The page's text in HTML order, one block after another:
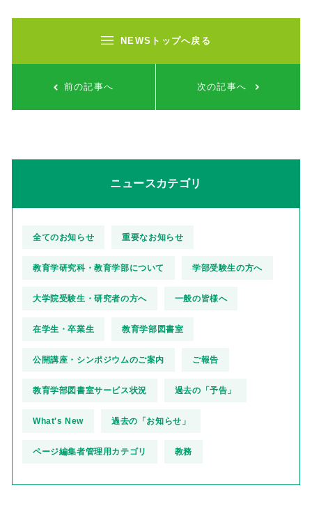
前の記事へ
NEWSトップへ戻る
次の記事へ
ニュースカテゴリ
全てのお知らせ 重要なお知らせ
教育学研究科・教育学部について 学部受験生の方へ
大学院受験生・研究者の方へ 一般の皆様へ
在学生・卒業生 教育学部図書室
公開講座・シンポジウムのご案内 ご報告
教育学部図書室サービス状況 過去の「予告」
What's New 過去の「お知らせ」
ページ編集者管理用カテゴリ 教務